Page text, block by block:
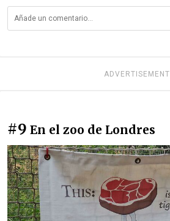
ADVERTISEMENT
#9 En el zoo de Londres